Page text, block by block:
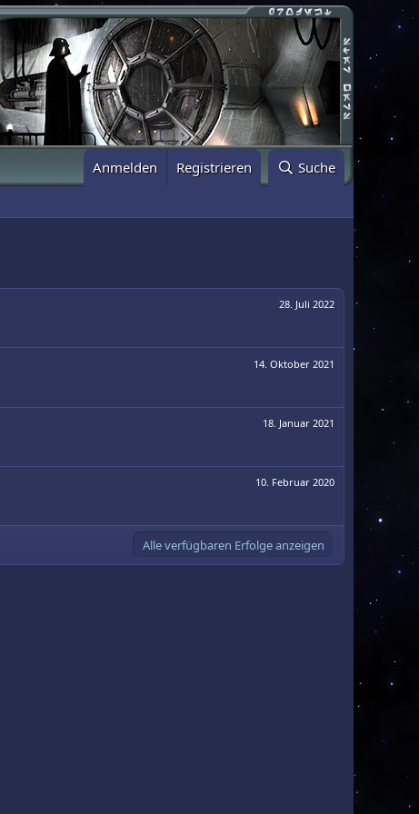
Anmelden Registrieren Suche
28. Juli 2022
14. Oktober 2021
18. Januar 2021
10. Februar 2020
Alle verfügbaren Erfolge anzeigen